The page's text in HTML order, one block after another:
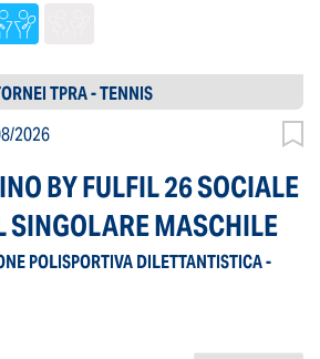
TPRA - TENNIS
2026
BY FULFIL 26 SOCIALE
SINGOLARE MASCHILE
POLISPORTIVA DILETTANTISTICA -